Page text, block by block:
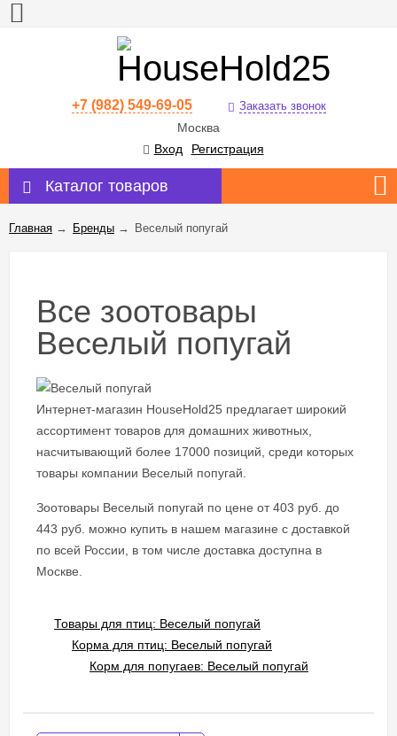
+7 (982) 549-69-05 Заказать звонок
Москва
Вход
Регистрация
Каталог товаров
Главная → Бренды → Веселый попугай
Все зоотовары
Веселый попугай
Интернет-магазин HouseHold25 предлагает широкий
ассортимент товаров для домашних животных,
насчитывающий более 17000 позиций, среди которых
товары компании Веселый попугай.
Зоотовары Веселый попугай по цене от 403 руб. до
443 руб. можно купить в нашем магазине с доставкой
по всей России, в том числе доставка доступна в
Москве.
Товары для птиц: Веселый попугай
Корма для птиц: Веселый попугай
Корм для попугаев: Веселый попугай